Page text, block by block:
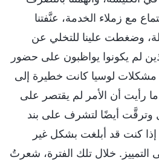
مع زملاء الخدمة، عنَّفتنا
وضغطت علينا للتخلي عن
لم يكونوا يواظبون على حضور
لوسيا كانت خطيرة إلى
رأيت أن الأمر لم يقتصر على
وترقَّت أيضًا لتشرف على بند
كنت قد أبلغت بشكل غير
التمييز. خلال تلك الفترة، شعرتُ